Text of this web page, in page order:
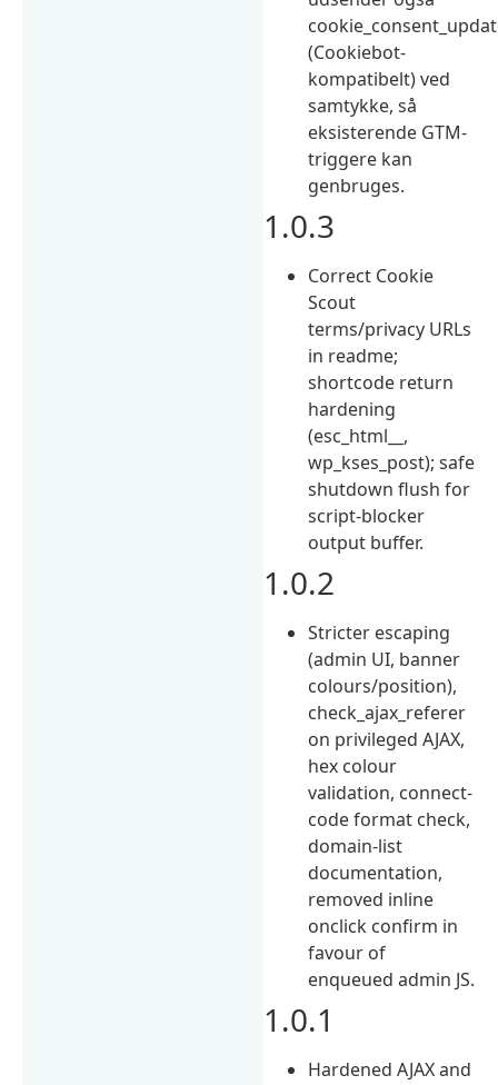
(Cookiebot-
kompatibelt) ved
samtykke, så
eksisterende GTM-
triggere kan
genbruges.
1.0.3
Correct Cookie
Scout
terms/privacy URLs
in readme;
shortcode return
hardening
(esc_html__,
wp_kses_post); safe
shutdown flush for
script-blocker
output buffer.
1.0.2
Stricter escaping
(admin UI, banner
colours/position),
check_ajax_referer
on privileged AJAX,
hex colour
validation, connect-
code format check,
domain-list
documentation,
removed inline
onclick confirm in
favour of
enqueued admin JS.
1.0.1
Hardened AJAX and